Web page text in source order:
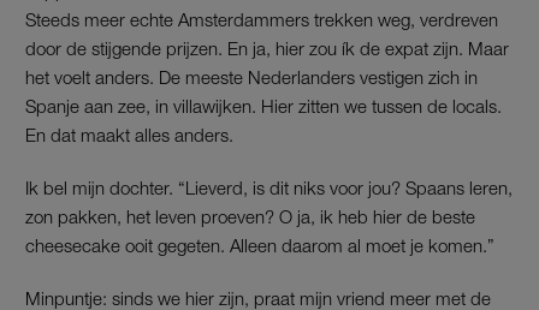
Steeds meer echte Amsterdammers trekken weg, verdreven
door de stijgende prijzen. En ja, hier zou ík de expat zijn. Maar
het voelt anders. De meeste Nederlanders vestigen zich in
Spanje aan zee, in villawijken. Hier zitten we tussen de locals.
En dat maakt alles anders.
Ik bel mijn dochter. “Lieverd, is dit niks voor jou? Spaans leren,
zon pakken, het leven proeven? O ja, ik heb hier de beste
cheesecake ooit gegeten. Alleen daarom al moet je komen.”
Minpuntje: sinds we hier zijn, praat mijn vriend meer met de